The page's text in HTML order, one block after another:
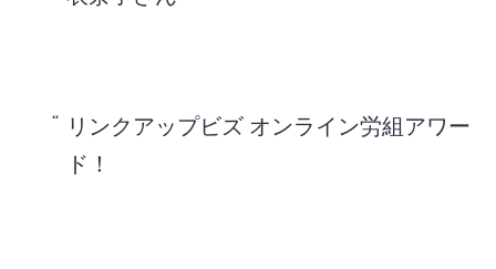
リンクアップビズ オンライン労組アワー
ド！